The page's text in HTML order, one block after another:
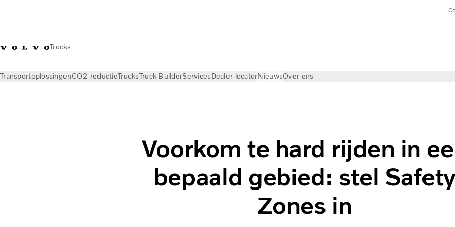
Trucks
TransportoplossingenCO2-reductieTrucksTruck BuilderServicesDealer locatorNieuwsOver ons
Voorkom te hard rijden in
bepaald gebied: stel
Zones in